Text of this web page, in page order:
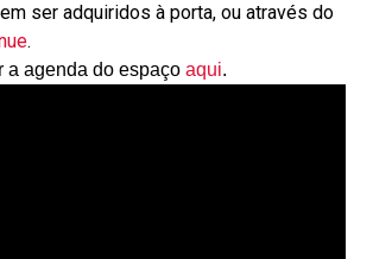
ser adquiridos à porta, ou através do
.
a agenda do espaçoaqui.